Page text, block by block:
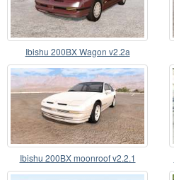
Ibishu 200BX Wagon v2.2a
Ibishu 200BX moonroof v2.2.1